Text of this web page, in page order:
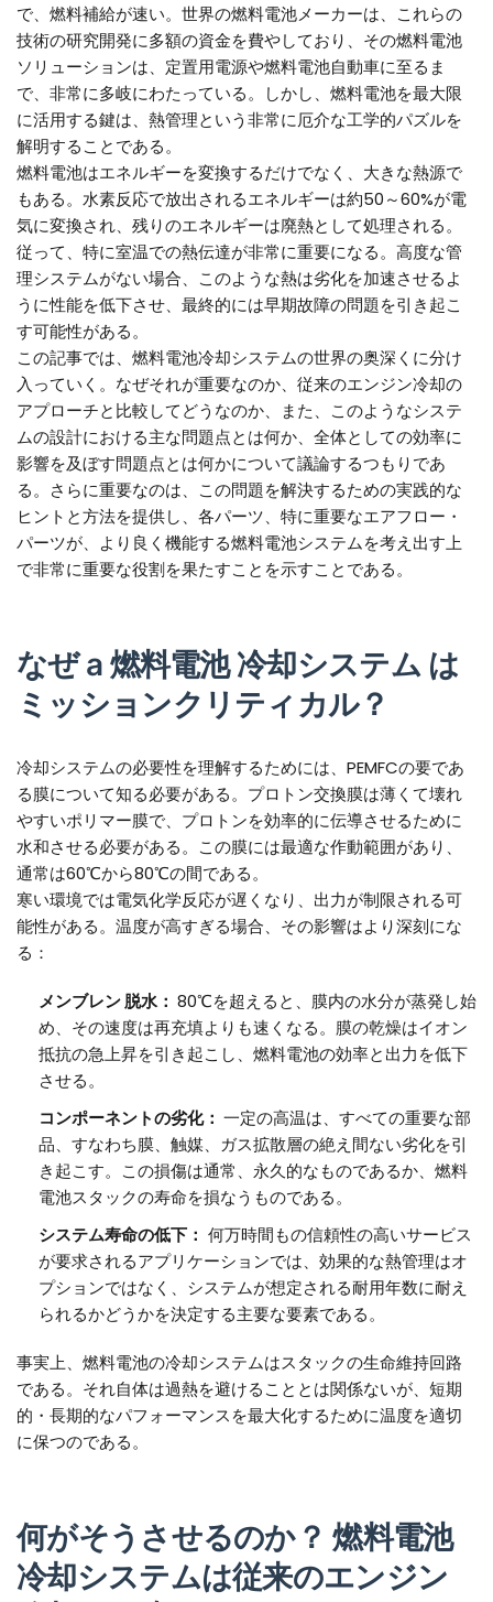
で、燃料補給が速い。世界の燃料電池メーカーは、これらの
技術の研究開発に多額の資金を費やしており、その燃料電池
ソリューションは、定置用電源や燃料電池自動車に至るま
で、非常に多岐にわたっている。しかし、燃料電池を最大限
に活用する鍵は、熱管理という非常に厄介な工学的パズルを
解明することである。
燃料電池はエネルギーを変換するだけでなく、大きな熱源で
もある。水素反応で放出されるエネルギーは約50～60%が電
気に変換され、残りのエネルギーは廃熱として処理される。
従って、特に室温での熱伝達が非常に重要になる。高度な管
理システムがない場合、このような熱は劣化を加速させるよ
うに性能を低下させ、最終的には早期故障の問題を引き起こ
す可能性がある。
この記事では、燃料電池冷却システムの世界の奥深くに分け
入っていく。なぜそれが重要なのか、従来のエンジン冷却の
アプローチと比較してどうなのか、また、このようなシステ
ムの設計における主な問題点とは何か、全体としての効率に
影響を及ぼす問題点とは何かについて議論するつもりであ
る。さらに重要なのは、この問題を解決するための実践的な
ヒントと方法を提供し、各パーツ、特に重要なエアフロー・
パーツが、より良く機能する燃料電池システムを考え出す上
で非常に重要な役割を果たすことを示すことである。
なぜa 燃料電池冷却システム は
ミッションクリティカル？
冷却システムの必要性を理解するためには、PEMFCの要であ
る膜について知る必要がある。プロトン交換膜は薄くて壊れ
やすいポリマー膜で、プロトンを効率的に伝導させるために
水和させる必要がある。この膜には最適な作動範囲があり、
通常は60℃から80℃の間である。
寒い環境では電気化学反応が遅くなり、出力が制限される可
能性がある。温度が高すぎる場合、その影響はより深刻にな
る：
メンブレン脱水： 80℃を超えると、膜内の水分が蒸発し始
め、その速度は再充填よりも速くなる。膜の乾燥はイオン
抵抗の急上昇を引き起こし、燃料電池の効率と出力を低下
させる。
コンポーネントの劣化： 一定の高温は、すべての重要な部
品、すなわち膜、触媒、ガス拡散層の絶え間ない劣化を引
き起こす。この損傷は通常、永久的なものであるか、燃料
電池スタックの寿命を損なうものである。
システム寿命の低下： 何万時間もの信頼性の高いサービス
が要求されるアプリケーションでは、効果的な熱管理はオ
プションではなく、システムが想定される耐用年数に耐え
られるかどうかを決定する主要な要素である。
事実上、燃料電池の冷却システムはスタックの生命維持回路
である。それ自体は過熱を避けることとは関係ないが、短期
的・長期的なパフォーマンスを最大化するために温度を適切
に保つのである。
何がそうさせるのか？燃料電池
冷却システムは従来のエンジン